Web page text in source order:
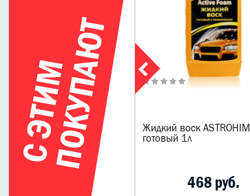
С
Э
Т
И
М
П
О
К
У
П
А
ЮТ
0.310
Moly Liquimate 8300
grau -
герметик (серый)
Жидкий воск ASTROHIM
готовый 1л
468 руб.